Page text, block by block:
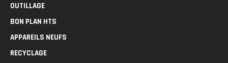
OUTILLAGE
BON PLAN HTS
APPAREILS NEUFS
RECYCLAGE